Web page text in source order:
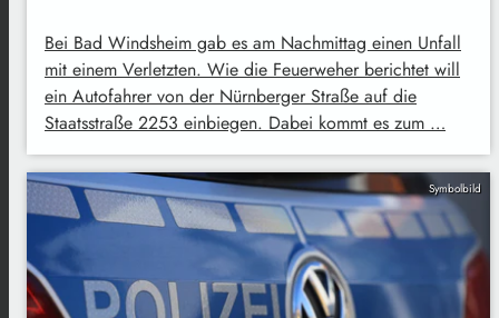
Bei Bad Windsheim gab es am Nachmittag einen Unfall
mit einem Verletzten. Wie die Feuerweher berichtet will
ein Autofahrer von der Nürnberger Straße auf die
Staatsstraße 2253 einbiegen. Dabei kommt es zum …
Symbolbild